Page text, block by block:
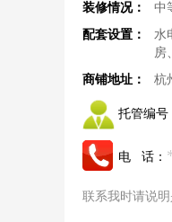
装修情况：
中
配套设置：
水
房
商铺地址：
杭
托管编号
电 话：
联系我时请说